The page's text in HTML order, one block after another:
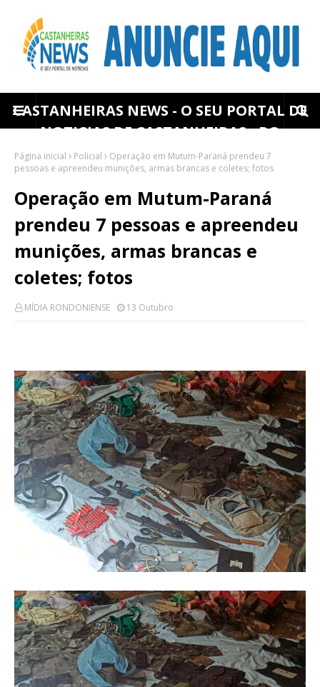
CASTANHEIRAS NEWS - O SEU PORTAL DE
NOTICIAS DE CASTANHEIRAS - RO
Página inicial Policial
Operação em Mutum-Paraná prendeu 7
pessoas e apreendeu munições, armas brancas e coletes; fotos
Operação em Mutum-Paraná
prendeu 7 pessoas e apreendeu
munições, armas brancas e
coletes; fotos
MÍDIA RONDONIENSE 13 Outubro